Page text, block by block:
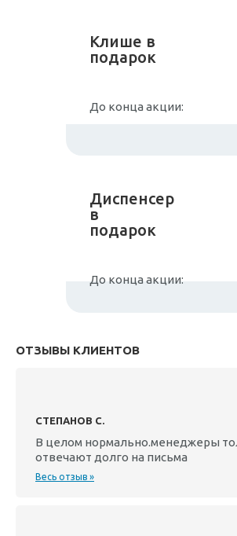
Клише в
подарок
До конца акции:
Диспенсер
в
подарок
До конца акции:
ОТЗЫВЫ КЛИЕНТОВ
СТЕПАНОВ С.
В целом нормально.менеджеры
отвечают долго на письма
Весь отзыв »